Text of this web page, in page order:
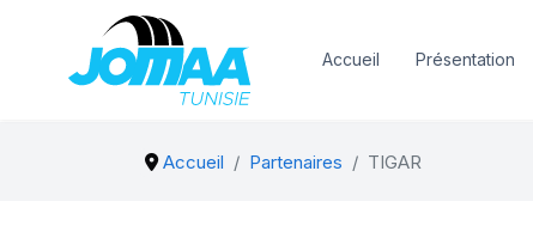
Accueil Présentation
Accueil Partenaires TIGAR